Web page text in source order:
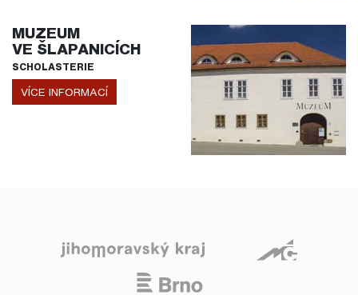
MUZEUM
VE ŠLAPANICÍCH
SCHOLASTERIE
VÍCE INFORMACÍ